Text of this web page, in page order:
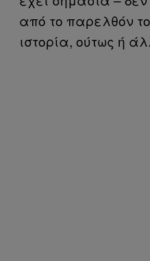
από το παρελθόν
ιστορία, ούτως ή